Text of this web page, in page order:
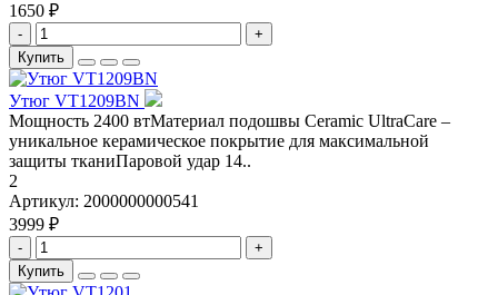
1650 ₽
-
+
Купить
Утюг VT1209BN
Мощность 2400 втМатериал подошвы Ceramic UltraCare –
уникальное керамическое покрытие для максимальной
защиты тканиПаровой удар 14..
2
Артикул: 2000000000541
3999 ₽
-
+
Купить